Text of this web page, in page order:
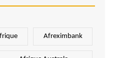
Afreximbank